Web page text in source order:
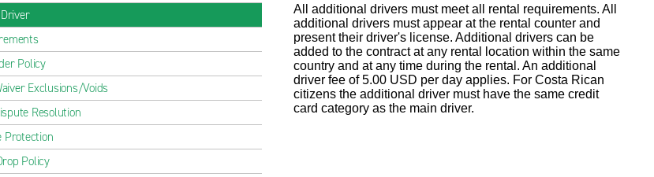
Policy
Exclusions/Voids
Resolution
Protection
Policy
All additional drivers must meet all rental requirements. All
additional drivers must appear at the rental counter and
present their driver's license. Additional drivers can be
added to the contract at any rental location within the same
country and at any time during the rental. An additional
driver fee of 5.00 USD per day applies. For Costa Rican
citizens the additional driver must have the same credit
card category as the main driver.